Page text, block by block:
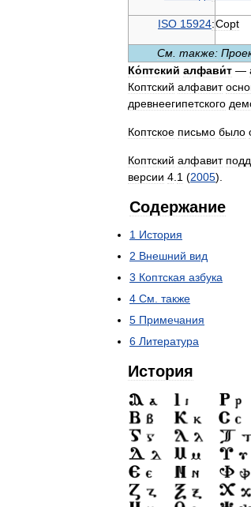
ISO 15924:Copt
См. также:
Ко́птский алфави́т —
Коптский алфавит
древнеегипетского
Коптское письмо было
Коптский алфавит
версии 4 1 (2005).
Содержание
1 История
2 Внешний вид
3 Коптская азбука
4 См также
5 Примечания
6 Литература
История